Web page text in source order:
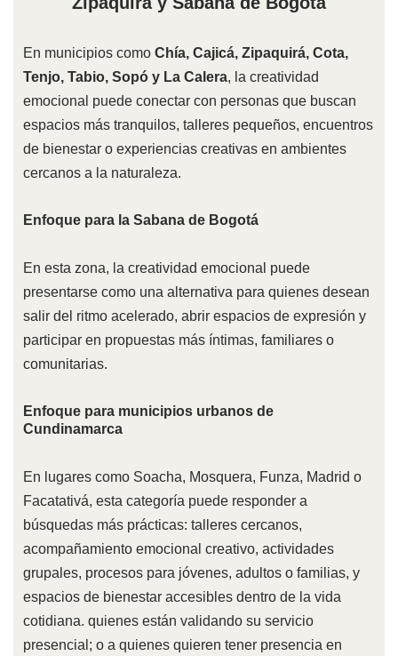
En municipios como Chía, Cajicá, Zipaquirá, Cota,
Tenjo, Tabio, Sopó y La Calera, la creatividad
emocional puede conectar con personas que buscan
espacios más tranquilos, talleres pequeños, encuentros
de bienestar o experiencias creativas en ambientes
cercanos a la naturaleza.
Enfoque para la Sabana de Bogotá
En esta zona, la creatividad emocional puede
presentarse como una alternativa para quienes desean
salir del ritmo acelerado, abrir espacios de expresión y
participar en propuestas más íntimas, familiares o
comunitarias.
Enfoque para municipios urbanos de
Cundinamarca
En lugares como Soacha, Mosquera, Funza, Madrid o
Facatativá, esta categoría puede responder a
búsquedas más prácticas: talleres cercanos,
acompañamiento emocional creativo, actividades
grupales, procesos para jóvenes, adultos o familias, y
espacios de bienestar accesibles dentro de la vida
cotidiana. quienes están validando su servicio
presencial; o a quienes quieren tener presencia en